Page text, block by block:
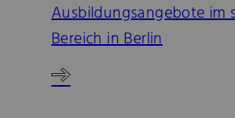
Ausbildungsangebote im
Bereich in Berlin